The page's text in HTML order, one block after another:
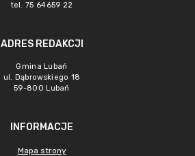
tel. 75 64659 22
ADRES REDAKCJI
Gmina Lubań
ul. Dąbrowskiego 18
59-800 Lubań
INFORMACJE
Mapa strony